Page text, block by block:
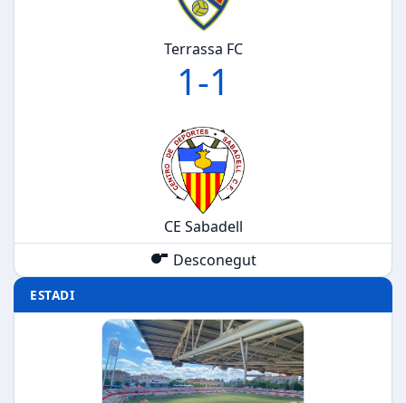
Terrassa FC
1-1
CE Sabadell
Desconegut
ESTADI